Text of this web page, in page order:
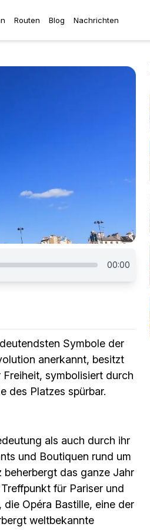
Routen Blog Nachrichten
00:00
Symbole der
anerkannt, besitzt
symbolisiert durch
des Platzes spürbar.
als auch durch ihr
und Boutiquen rund um
das ganze Jahr
für Pariser und
Opéra Bastille, eine der
weltbekannte